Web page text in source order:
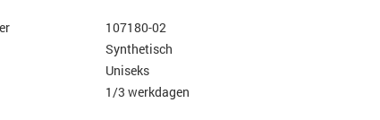
107180-02
Synthetisch
Uniseks
1/3 werkdagen